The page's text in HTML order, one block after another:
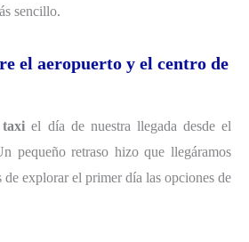
sencillo.
el aeropuerto y el centro de
taxi el día de nuestra llegada desde el
pequeño retraso hizo que llegáramos
de explorar el primer día las opciones de